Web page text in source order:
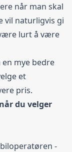
når man skal
vil naturligvis gi
lurt å være
mye bedre
et
pris.
du velger
-